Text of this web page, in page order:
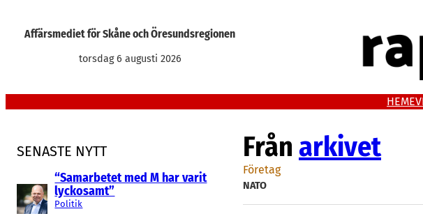
Affärsmediet för Skåne och Öresundsregionen
torsdag 6 augusti 2026
HEM
SENASTE NYTT
“Samarbetet med M har varit
lyckosamt”
Politik
Från arkivet
Företag
NATO